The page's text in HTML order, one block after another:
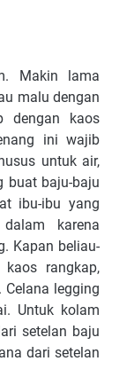
Makin lama
malu dengan
dengan kaos
ini wajib
untuk air,
buat baju-baju
ibu-ibu yang
karena
Kapan beliau-
rangkap,
legging
Untuk kolam
setelan baju
dari setelan